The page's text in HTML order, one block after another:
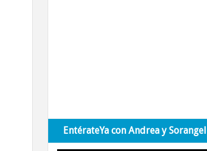
EntérateYa con Andrea y Sorangel